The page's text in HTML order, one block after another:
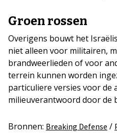
Groen rossen
Overigens bouwt het
niet alleen voor militairen,
brandweerlieden of voor
terrein kunnen worden
particuliere versies voor de
milieuverantwoord door de
Bronnen: Breaking Defense /